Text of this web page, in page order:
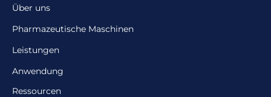
Über uns
Pharmazeutische Maschinen
Leistungen
Anwendung
Ressourcen